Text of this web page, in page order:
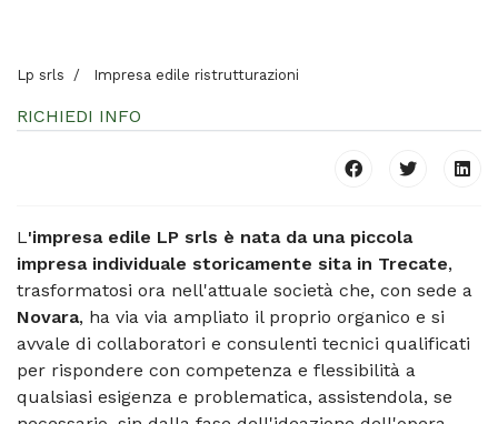
Lp srls Impresa edile ristrutturazioni
RICHIEDI INFO
L'impresa edile LP srls è nata da una piccola
impresa individuale storicamente sita in Trecate,
trasformatosi ora nell'attuale società che, con sede a
Novara, ha via via ampliato il proprio organico e si
avvale di collaboratori e consulenti tecnici qualificati
per rispondere con competenza e flessibilità a
qualsiasi esigenza e problematica, assistendola, se